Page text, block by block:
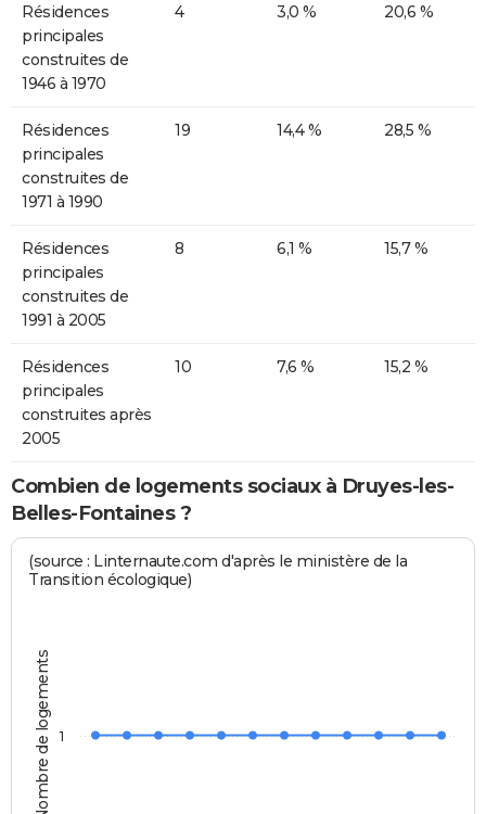
Résidences
principales
construites de
1946 à 1970
4 3,0 % 20,6 %
Résidences
principales
construites de
1971 à 1990
19 14,4 % 28,5 %
Résidences
principales
construites de
1991 à 2005
8 6,1 % 15,7 %
Résidences
principales
construites après
2005
10 7,6 % 15,2 %
Combien de logements sociaux à Druyes-les-
Belles-Fontaines ?
Nombre de logements
(source : Linternaute.com d'après le ministère de la
Transition écologique)
1